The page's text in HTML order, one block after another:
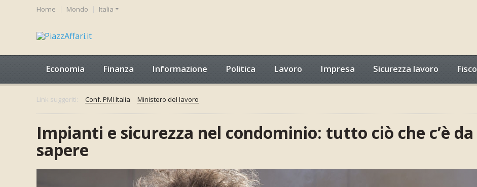
Home Mondo Italia
Economia Finanza Informazione Politica Lavoro Impresa Sicurezza lavoro Fisco
Link suggeriti: Conf. PMI Italia Ministero del lavoro
Impianti e sicurezza nel condominio: tutto ciò che c’è da
sapere